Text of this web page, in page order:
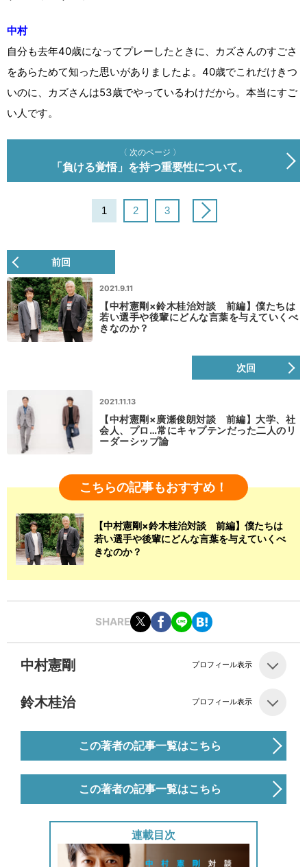
中村
自分も去年40歳になってプレーしたときに、カズさんのすごさ
をあらためて知った思いがありましたよ。40歳でこれだけきつ
いのに、カズさんは53歳でやっているわけだから。本当にすご
い人です。
〈 次のページ 〉
「負ける覚悟」を持つ重要性について。
1 2 3
前回
2021.9.11
【中村憲剛×鈴木桂治対談 前編】僕たちは
若い選手や後輩にどんな言葉を与えていくべ
きなのか？
次回
2021.11.13
【中村憲剛×廣瀬俊朗対談 前編】大学、社
会人、プロ…常にキャプテンだった二人のリ
ーダーシップ論
こちらの記事もおすすめ！
【中村憲剛×鈴木桂治対談 前編】僕たちは
若い選手や後輩にどんな言葉を与えていくべ
きなのか？
SHARE
中村憲剛 プロフィール表示
鈴木桂治 プロフィール表示
この著者の記事一覧はこちら
この著者の記事一覧はこちら
連載目次